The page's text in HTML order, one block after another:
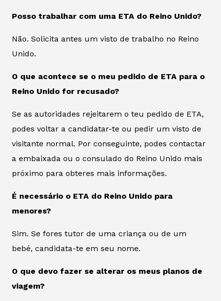
Posso trabalhar com uma ETA do Reino Unido?
Não. Solicita antes um visto de trabalho no Reino
Unido.
O que acontece se o meu pedido de ETA para o
Reino Unido for recusado?
Se as autoridades rejeitarem o teu pedido de ETA,
podes voltar a candidatar-te ou pedir um visto de
visitante normal. Por conseguinte, podes contactar
a embaixada ou o consulado do Reino Unido mais
próximo para obteres mais informações.
É necessário o ETA do Reino Unido para
menores?
Sim. Se fores tutor de uma criança ou de um
bebé, candidata-te em seu nome.
O que devo fazer se alterar os meus planos de
viagem?